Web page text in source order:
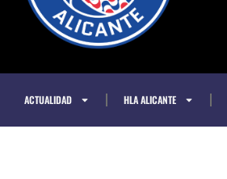
ACTUALIDAD HLA ALICANTE